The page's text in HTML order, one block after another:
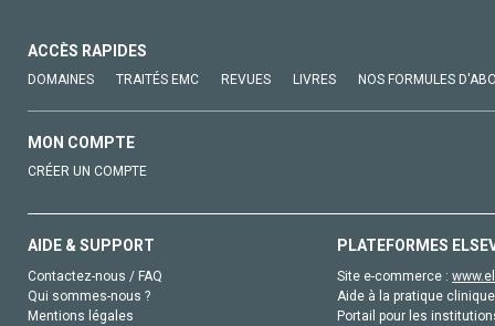
ACCÈS RAPIDES
DOMAINES TRAITÉS EMC REVUES LIVRES NOS FORMULES
MON COMPTE
CRÉER UN COMPTE
AIDE & SUPPORT
Contactez-nous / FAQ
Qui sommes-nous ?
Mentions légales
PLATEFORMES
Site e-commerce :
Aide à la pratique
Portail pour les